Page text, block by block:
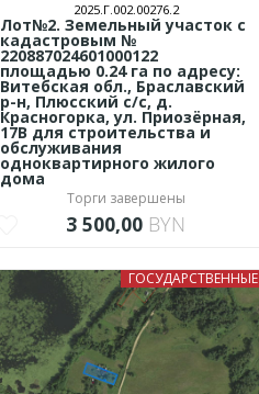
2025.Г.002.00276.2
Лот№2. Земельный участок с
кадастровым №
220887024601000122
площадью 0.24 га по адресу:
Витебская обл., Браславский
р-н, Плюсский с/с, д.
Красногорка, ул. Приозёрная,
17В для строительства и
обслуживания
одноквартирного жилого
дома
Торги завершены
3 500,00 BYN
ГОСУДАРСТВЕННЫЕ